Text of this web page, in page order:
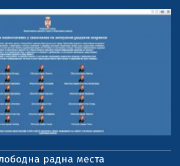
радна места